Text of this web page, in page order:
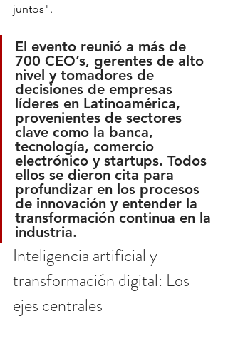
juntos".
El evento reunió a más de
700 CEO’s, gerentes de alto
nivel y tomadores de
decisiones de empresas
líderes en Latinoamérica,
provenientes de sectores
clave como la banca,
tecnología, comercio
electrónico y startups. Todos
ellos se dieron cita para
profundizar en los procesos
de innovación y entender la
transformación continua en la
industria.
Inteligencia artificial y
transformación digital: Los
ejes centrales